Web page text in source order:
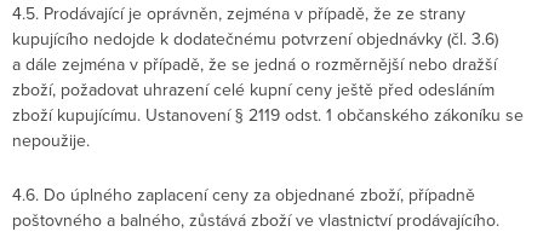
4.5. Prodávající je oprávněn, zejména v případě, že ze strany
kupujícího nedojde k dodatečnému potvrzení objednávky (čl. 3.6)
a dále zejména v případě, že se jedná o rozměrnější nebo dražší
zboží, požadovat uhrazení celé kupní ceny ještě před odesláním
zboží kupujícímu. Ustanovení § 2119 odst. 1 občanského zákoníku se
nepoužije.
4.6. Do úplného zaplacení ceny za objednané zboží, případně
poštovného a balného, zůstává zboží ve vlastnictví prodávajícího.